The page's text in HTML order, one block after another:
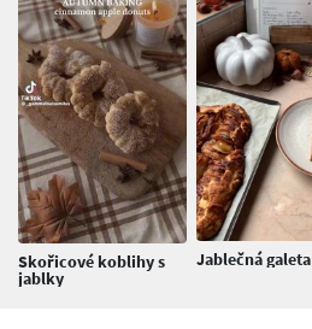
Skořicové koblihy s
jablky
Jablečná galeta